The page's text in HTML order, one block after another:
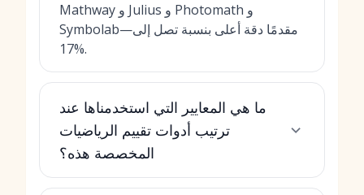
Mathway و Julius و Photomath و
Symbolab—مقدمًا دقة أعلى بنسبة تصل إلى
17%.
ما هي المعايير التي استخدمناها عند
ترتيب أدوات تقييم الرياضيات
المخصصة هذه؟